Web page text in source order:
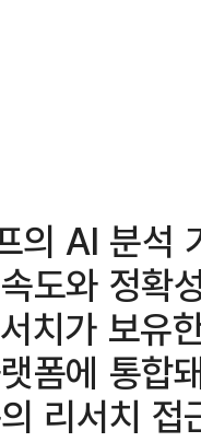
의 AI 분석
도와 정확
치가 보유
폼에 통합
리서치 접